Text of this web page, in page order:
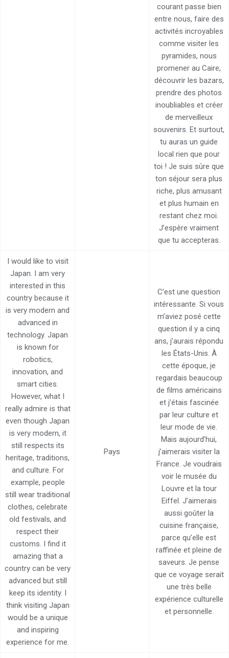
courant passe bien
entre nous, faire des
activités incroyables
comme visiter les
pyramides, nous
promener au Caire,
découvrir les bazars,
prendre des photos
inoubliables et créer
de merveilleux
souvenirs. Et surtout,
tu auras un guide
local rien que pour
toi ! Je suis sûre que
ton séjour sera plus
riche, plus amusant
et plus humain en
restant chez moi.
J’espère vraiment
que tu accepteras.
I would like to visit
Japan. I am very
interested in this
country because it
is very modern and
advanced in
technology. Japan
is known for
robotics,
innovation, and
smart cities.
However, what I
really admire is that
even though Japan
is very modern, it
still respects its
heritage, traditions,
and culture. For
example, people
still wear traditional
clothes, celebrate
old festivals, and
respect their
customs. I find it
amazing that a
country can be very
advanced but still
keep its identity. I
think visiting Japan
would be a unique
and inspiring
experience for me.
Pays
C’est une question
intéressante. Si vous
m’aviez posé cette
question il y a cinq
ans, j’aurais répondu
les États-Unis. À
cette époque, je
regardais beaucoup
de films américains
et j’étais fascinée
par leur culture et
leur mode de vie.
Mais aujourd’hui,
j’aimerais visiter la
France. Je voudrais
voir le musée du
Louvre et la tour
Eiffel. J’aimerais
aussi goûter la
cuisine française,
parce qu’elle est
raffinée et pleine de
saveurs. Je pense
que ce voyage serait
une très belle
expérience culturelle
et personnelle.